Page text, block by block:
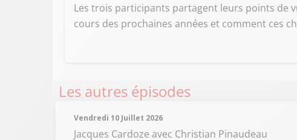
Les trois participants partagent leurs points de
cours des prochaines années et comment ces
Les autres épisodes
Vendredi 10 Juillet 2026
Jacques Cardoze avec Christian Pinaudeau